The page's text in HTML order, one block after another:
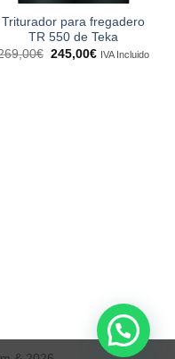
Triturador para fregadero
TR 550 de Teka
€ El
245,00€ElIVA Incluido